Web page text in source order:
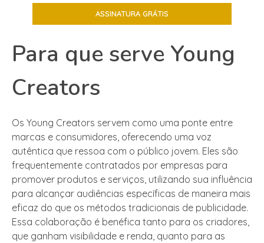
Para que serve Young
Creators
Os Young Creators servem como uma ponte entre
marcas e consumidores, oferecendo uma voz
autêntica que ressoa com o público jovem. Eles são
frequentemente contratados por empresas para
promover produtos e serviços, utilizando sua influência
para alcançar audiências específicas de maneira mais
eficaz do que os métodos tradicionais de publicidade.
Essa colaboração é benéfica tanto para os criadores,
que ganham visibilidade e renda, quanto para as